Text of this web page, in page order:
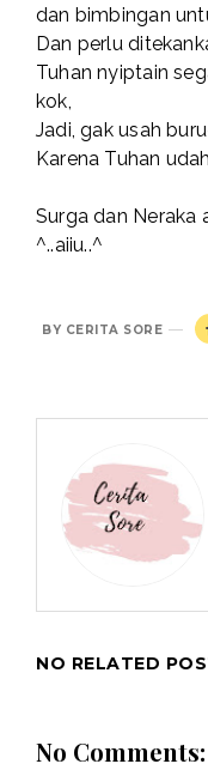
dan bimbingan
Dan perlu
Tuhan nyiptain
kok,
Jadi, gak usah
Karena Tuhan
Surga dan Neraka
^..aiiu..^
BY CERITA SORE
NO RELATED
No Comments: